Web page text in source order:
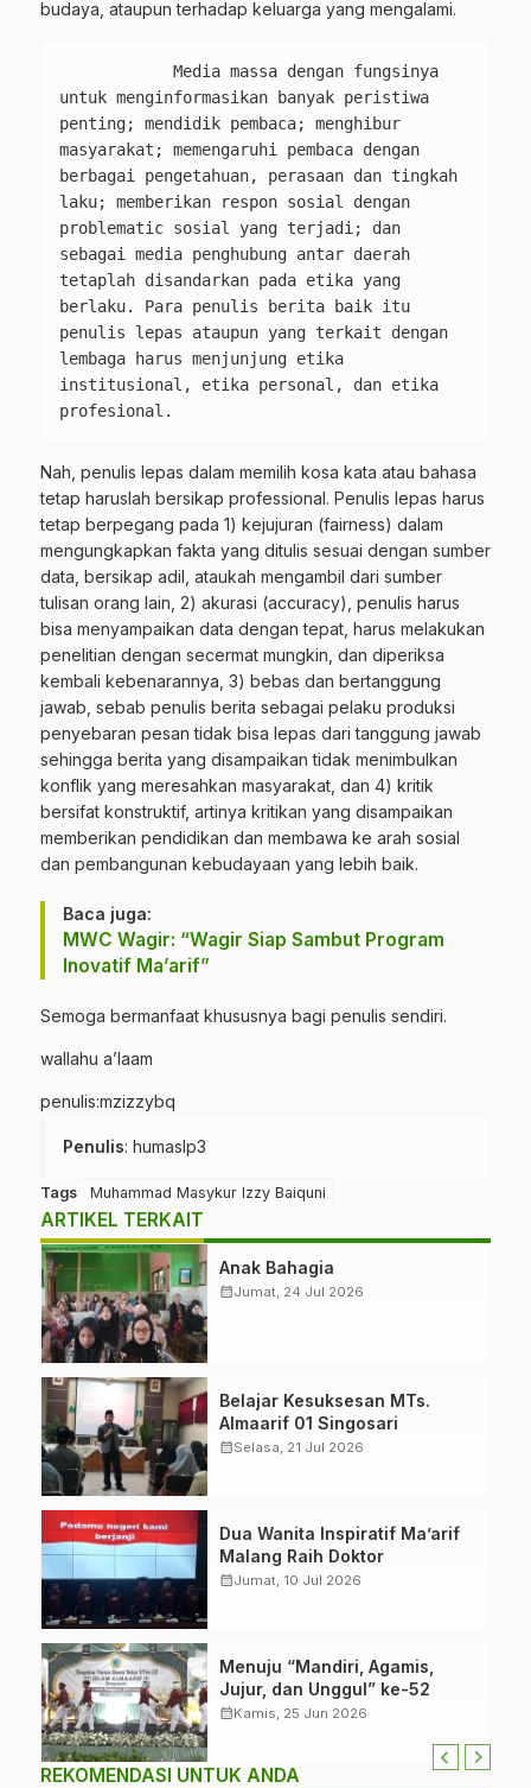
budaya, ataupun terhadap keluarga yang mengalami.
untuk menginformasikan banyak peristiwa
penting; mendidik pembaca; menghibur
masyarakat; memengaruhi pembaca dengan
berbagai pengetahuan, perasaan dan tingkah
laku; memberikan respon sosial dengan
problematic sosial yang terjadi; dan
sebagai media penghubung antar daerah
tetaplah disandarkan pada etika yang
berlaku. Para penulis berita baik itu
penulis lepas ataupun yang terkait dengan
lembaga harus menjunjung etika
institusional, etika personal, dan etika
profesional.
Nah, penulis lepas dalam memilih kosa kata atau bahasa
tetap haruslah bersikap professional. Penulis lepas harus
tetap berpegang pada 1) kejujuran (fairness) dalam
mengungkapkan fakta yang ditulis sesuai dengan sumber
data, bersikap adil, ataukah mengambil dari sumber
tulisan orang lain, 2) akurasi (accuracy), penulis harus
bisa menyampaikan data dengan tepat, harus melakukan
penelitian dengan secermat mungkin, dan diperiksa
kembali kebenarannya, 3) bebas dan bertanggung
jawab, sebab penulis berita sebagai pelaku produksi
penyebaran pesan tidak bisa lepas dari tanggung jawab
sehingga berita yang disampaikan tidak menimbulkan
konflik yang meresahkan masyarakat, dan 4) kritik
bersifat konstruktif, artinya kritikan yang disampaikan
memberikan pendidikan dan membawa ke arah sosial
dan pembangunan kebudayaan yang lebih baik.
Baca juga:
MWC Wagir: “Wagir Siap Sambut Program
Inovatif Ma’arif”
Semoga bermanfaat khususnya bagi penulis sendiri.
wallahu a’laam
penulis:mzizzybq
Penulis: humaslp3
Tags Muhammad Masykur Izzy Baiquni
ARTIKEL TERKAIT
Anak Bahagia
calendar_monthJumat, 24 Jul 2026
Belajar Kesuksesan MTs.
Almaarif 01 Singosari
calendar_monthSelasa, 21 Jul 2026
Dua Wanita Inspiratif Ma’arif
Malang Raih Doktor
calendar_monthJumat, 10 Jul 2026
Menuju “Mandiri, Agamis,
Jujur, dan Unggul” ke-52
calendar_monthKamis, 25 Jun 2026
REKOMENDASI UNTUK ANDA